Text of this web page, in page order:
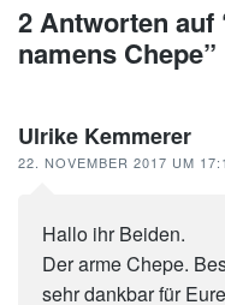
2 Antworten auf
namens Chepe”
Ulrike Kemmerer
22. NOVEMBER 2017 UM
Hallo ihr Beiden.
Der arme Chepe.
sehr dankbar für